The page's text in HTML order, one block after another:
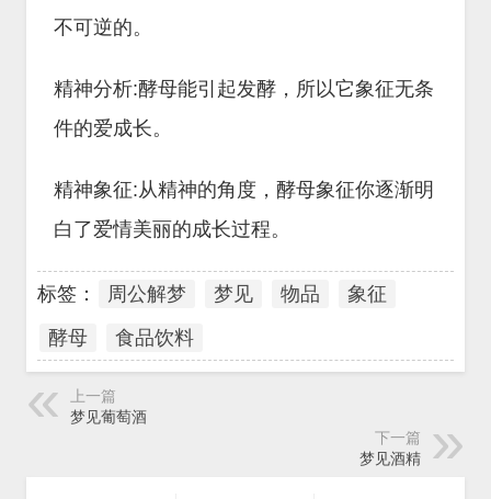
不可逆的。
精神分析:酵母能引起发酵，所以它象征无条
件的爱成长。
精神象征:从精神的角度，酵母象征你逐渐明
白了爱情美丽的成长过程。
标签： 周公解梦 梦见 物品
象征
酵母
食品饮料
上一篇
梦见葡萄酒
下一篇
梦见酒精